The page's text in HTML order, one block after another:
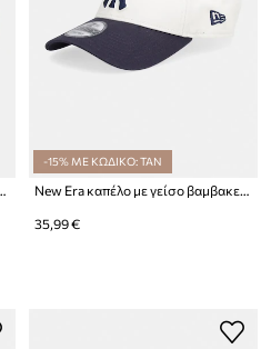
-15% ΜΕ ΚΩΔΙΚΟ: TAN
35,99 €